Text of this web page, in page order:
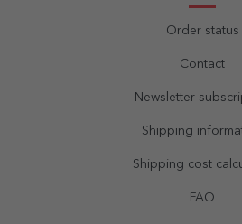
Order status
Contact
Newsletter
Shipping
Shipping cost
FAQ